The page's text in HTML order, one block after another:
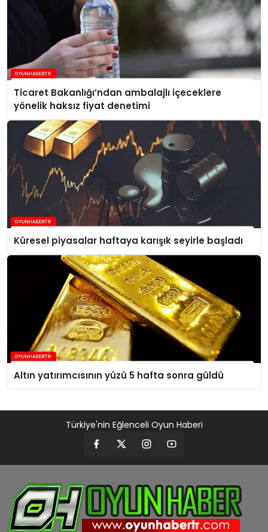
Ticaret Bakanlığı’ndan ambalajlı içeceklere
yönelik haksız fiyat denetimi
Küresel piyasalar haftaya karışık seyirle başladı
Altın yatırımcısının yüzü 5 hafta sonra güldü
Türkiye'nin Eğlenceli Oyun Haberi